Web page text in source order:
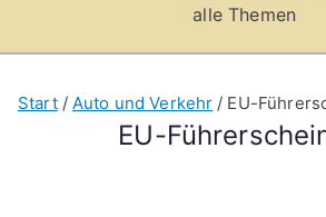
alle Themen
EU-
Start Auto und Verkehr EU-